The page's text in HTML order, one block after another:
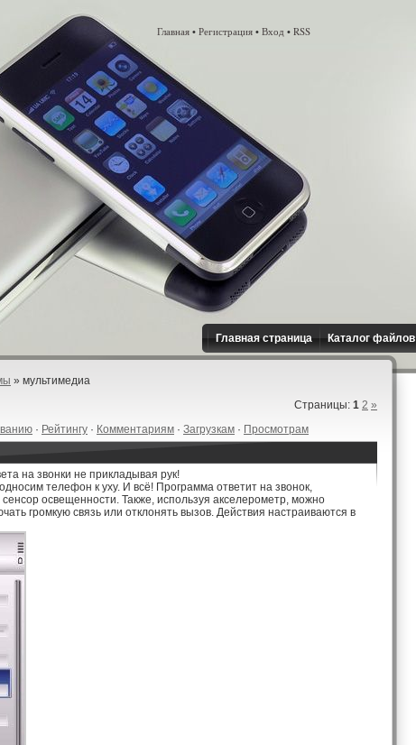
Главная • Регистрация • Вход • RSS
Главная страница Каталог файлов
» мультимедиа
Страницы: 1 2 »
· Рейтингу · Комментариям · Загрузкам · Просмотрам
на звонки не прикладывая рук!
телефон к уху. И всё! Программа ответит на звонок,
освещенности. Также, используя акселерометр, можно
громкую связь или отклонять вызов. Действия настраиваются в